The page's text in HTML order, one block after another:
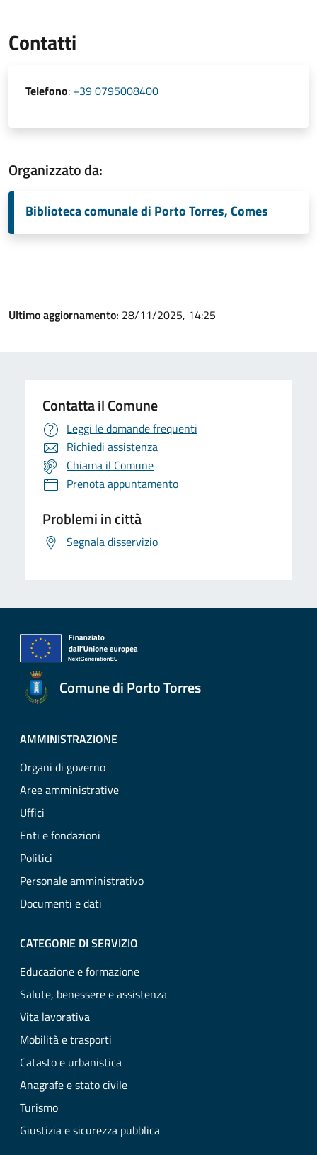
Contatti
Telefono: +39 0795008400
Organizzato da:
Biblioteca comunale di Porto Torres, Comes
Ultimo aggiornamento: 28/11/2025, 14:25
Contatta il Comune
Leggi le domande frequenti
Richiedi assistenza
Chiama il Comune
Prenota appuntamento
Problemi in città
Segnala disservizio
Comune di Porto Torres
AMMINISTRAZIONE
Organi di governo
Aree amministrative
Uffici
Enti e fondazioni
Politici
Personale amministrativo
Documenti e dati
CATEGORIE DI SERVIZIO
Educazione e formazione
Salute, benessere e assistenza
Vita lavorativa
Mobilità e trasporti
Catasto e urbanistica
Anagrafe e stato civile
Turismo
Giustizia e sicurezza pubblica